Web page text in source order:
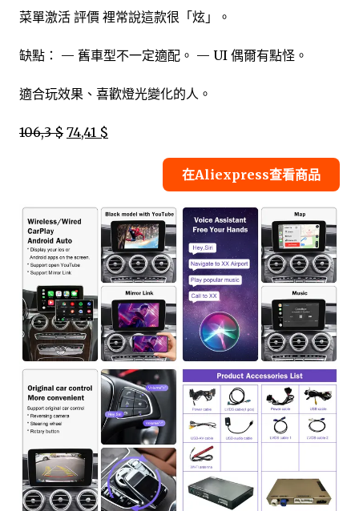
菜單激活 評價 裡常說這款很「炫」。
缺點： — 舊車型不一定適配。 — UI 偶爾有點怪。
適合玩效果、喜歡燈光變化的人。
106,3 $ 74,41 $
在Aliexpress查看商品